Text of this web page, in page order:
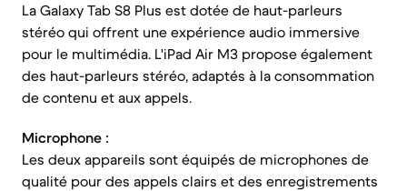
La Galaxy Tab S8 Plus est dotée de haut-parleurs
stéréo qui offrent une expérience audio immersive
pour le multimédia. L'iPad Air M3 propose également
des haut-parleurs stéréo, adaptés à la consommation
de contenu et aux appels.
Microphone :
Les deux appareils sont équipés de microphones de
qualité pour des appels clairs et des enregistrements